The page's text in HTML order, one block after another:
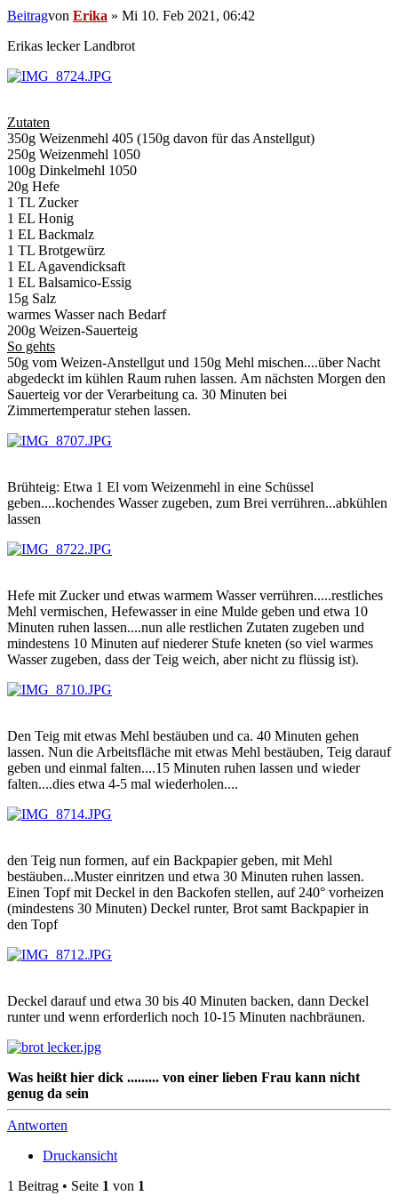
Beitragvon Erika » Mi 10. Feb 2021, 06:42
Erikas lecker Landbrot
Zutaten
350g Weizenmehl 405 (150g davon für das Anstellgut)
250g Weizenmehl 1050
100g Dinkelmehl 1050
20g Hefe
1 TL Zucker
1 EL Honig
1 EL Backmalz
1 TL Brotgewürz
1 EL Agavendicksaft
1 EL Balsamico-Essig
15g Salz
warmes Wasser nach Bedarf
200g Weizen-Sauerteig
So gehts
50g vom Weizen-Anstellgut und 150g Mehl mischen....über Nacht
abgedeckt im kühlen Raum ruhen lassen. Am nächsten Morgen den
Sauerteig vor der Verarbeitung ca. 30 Minuten bei
Zimmertemperatur stehen lassen.
Brühteig: Etwa 1 El vom Weizenmehl in eine Schüssel
geben....kochendes Wasser zugeben, zum Brei verrühren...abkühlen
lassen
Hefe mit Zucker und etwas warmem Wasser verrühren.....restliches
Mehl vermischen, Hefewasser in eine Mulde geben und etwa 10
Minuten ruhen lassen....nun alle restlichen Zutaten zugeben und
mindestens 10 Minuten auf niederer Stufe kneten (so viel warmes
Wasser zugeben, dass der Teig weich, aber nicht zu flüssig ist).
Den Teig mit etwas Mehl bestäuben und ca. 40 Minuten gehen
lassen. Nun die Arbeitsfläche mit etwas Mehl bestäuben, Teig darauf
geben und einmal falten....15 Minuten ruhen lassen und wieder
falten....dies etwa 4-5 mal wiederholen....
den Teig nun formen, auf ein Backpapier geben, mit Mehl
bestäuben...Muster einritzen und etwa 30 Minuten ruhen lassen.
Einen Topf mit Deckel in den Backofen stellen, auf 240° vorheizen
(mindestens 30 Minuten) Deckel runter, Brot samt Backpapier in
den Topf
Deckel darauf und etwa 30 bis 40 Minuten backen, dann Deckel
runter und wenn erforderlich noch 10-15 Minuten nachbräunen.
Was heißt hier dick ......... von einer lieben Frau kann nicht
genug da sein
Antworten
Druckansicht
1 Beitrag • Seite 1 von 1